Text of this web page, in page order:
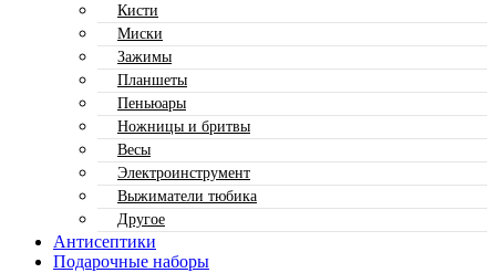
Кисти
Миски
Зажимы
Планшеты
Пеньюары
Ножницы и бритвы
Весы
Электроинструмент
Выжиматели тюбика
Другое
Антисептики
Подарочные наборы